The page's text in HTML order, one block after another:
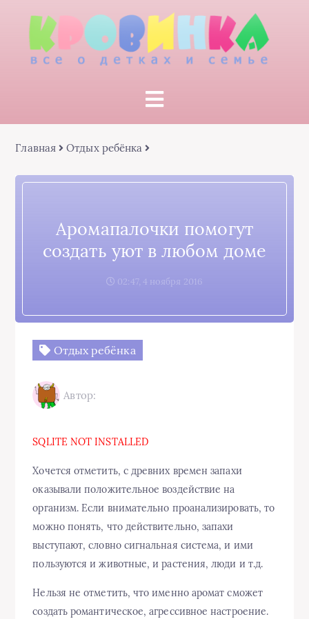
Главная Отдых ребёнка
Аромапалочки помогут
создать уют в любом доме
02:47, 4 ноября 2016
Отдых ребёнка
Автор:
SQLITE NOT INSTALLED
Хочется отметить, с древних времен запахи
оказывали положительное воздействие на
организм. Если внимательно проанализировать, то
можно понять, что действительно, запахи
выступают, словно сигнальная система, и ими
пользуются и животные, и растения, люди и т.д.
Нельзя не отметить, что именно аромат сможет
создать романтическое, агрессивное настроение.